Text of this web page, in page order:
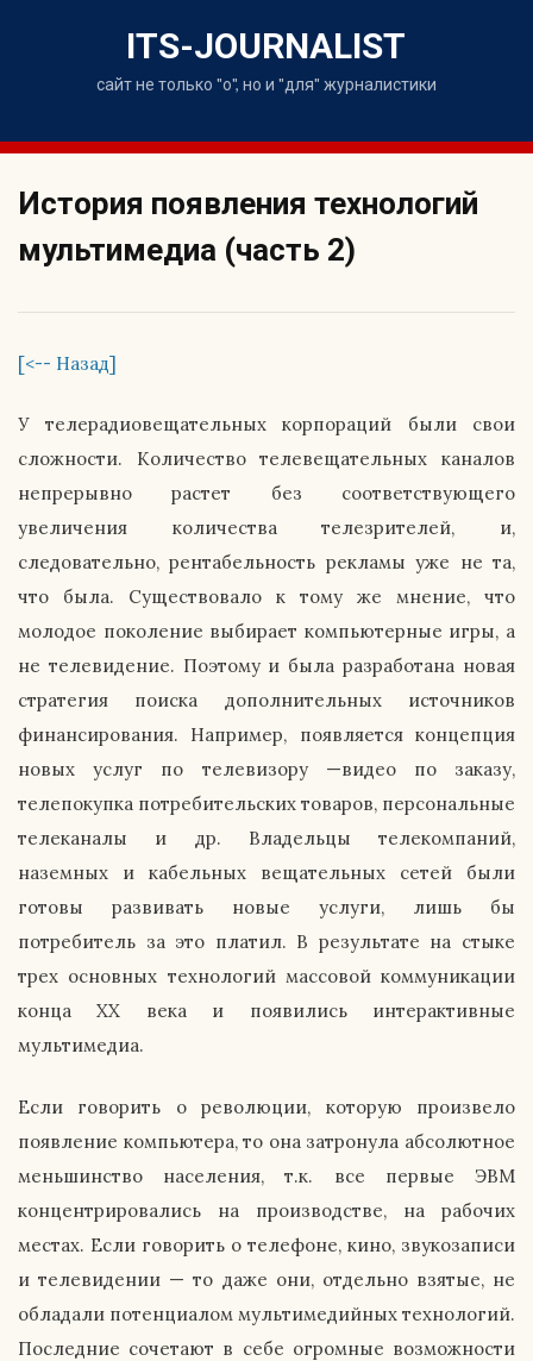
content
ITS-JOURNALIST
сайт не только "о", но и "для" журналистики
История появления технологий
мультимедиа (часть 2)
[<-- Назад]
У телерадиовещательных корпораций были свои
сложности. Количество телевещательных каналов
непрерывно растет без соответствующего
увеличения количества телезрителей, и,
следовательно, рентабельность рекламы уже не та,
что была. Существовало к тому же мнение, что
молодое поколение выбирает компьютерные игры, а
не телевидение. Поэтому и была разработана новая
стратегия поиска дополнительных источников
финансирования. Например, появляется концепция
новых услуг по телевизору —видео по заказу,
телепокупка потребительских товаров, персональные
телеканалы и др. Владельцы телекомпаний,
наземных и кабельных вещательных сетей были
готовы развивать новые услуги, лишь бы
потребитель за это платил. В результате на стыке
трех основных технологий массовой коммуникации
конца ХХ века и появились интерактивные
мультимедиа.
Если говорить о революции, которую произвело
появление компьютера, то она затронула абсолютное
меньшинство населения, т.к. все первые ЭВМ
концентрировались на производстве, на рабочих
местах. Если говорить о телефоне, кино, звукозаписи
и телевидении — то даже они, отдельно взятые, не
обладали потенциалом мультимедийных технологий.
Последние сочетают в себе огромные возможности